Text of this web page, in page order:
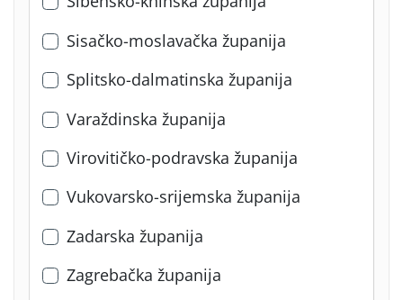
Sisačko-moslavačka županija
Splitsko-dalmatinska županija
Varaždinska županija
Virovitičko-podravska županija
Vukovarsko-srijemska županija
Zadarska županija
Zagrebačka županija